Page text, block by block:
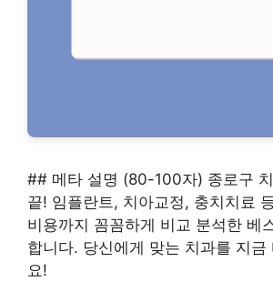
## 메타 설명 (80-100자) 종로구
끝! 임플란트, 치아교정, 충치치료
비용까지 꼼꼼하게 비교 분석한 베
합니다. 당신에게 맞는 치과를 지금
요!